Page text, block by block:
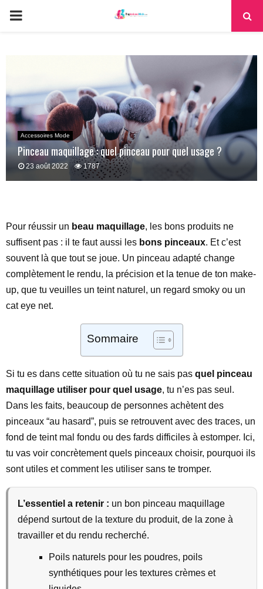
PRIMARY
Accessoires Mode
Pinceau maquillage : quel pinceau pour quel usage ?
23 août 2022 1787
Pour réussir un beau maquillage, les bons produits ne
suffisent pas : il te faut aussi les bons pinceaux. Et c’est
souvent là que tout se joue. Un pinceau adapté change
complètement le rendu, la précision et la tenue de ton make-
up, que tu veuilles un teint naturel, un regard smoky ou un
cat eye net.
Sommaire
Si tu es dans cette situation où tu ne sais pas quel pinceau
maquillage utiliser pour quel usage, tu n’es pas seul.
Dans les faits, beaucoup de personnes achètent des
pinceaux “au hasard”, puis se retrouvent avec des traces, un
fond de teint mal fondu ou des fards difficiles à estomper. Ici,
tu vas voir concrètement quels pinceaux choisir, pourquoi ils
sont utiles et comment les utiliser sans te tromper.
L’essentiel a retenir : un bon pinceau maquillage
dépend surtout de la texture du produit, de la zone à
travailler et du rendu recherché.
Poils naturels pour les poudres, poils
synthétiques pour les textures crèmes et